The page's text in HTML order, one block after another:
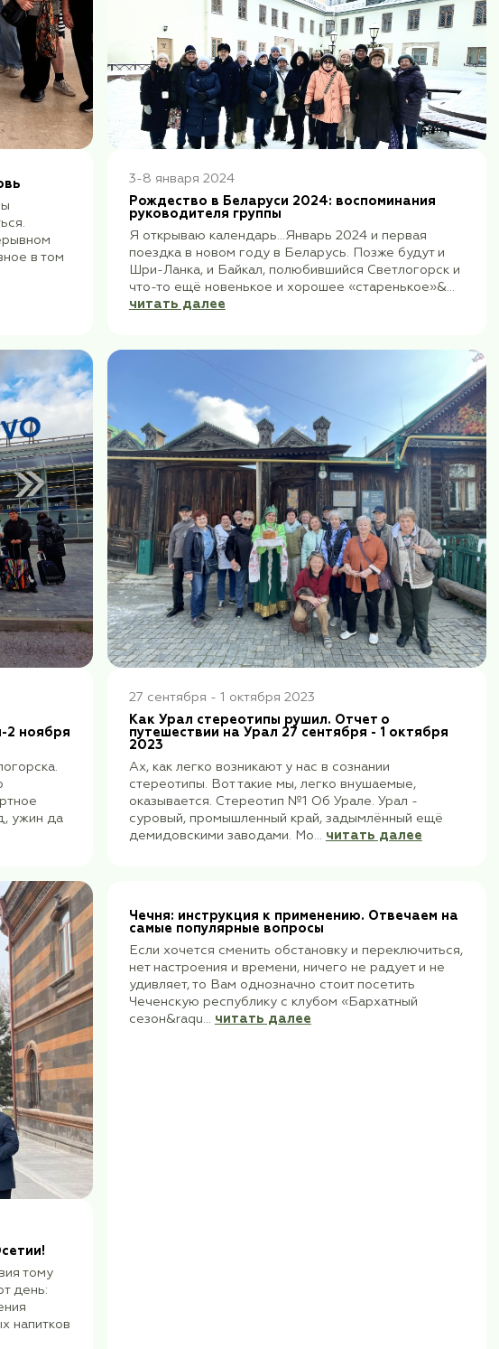
остались:
страной: «Ах, всё
В...
читать
Башкирия-такая разная и
Признаюсь честно, что мои
сводились к какому-то
школьных уроков истории и
Чтобы
двигаться.
в непрерывном
и душевное в том
3-8 января 2024
Рождество в Беларуси 2024:
руководителя группы
Я открываю календарь…Январь
поездка в новом году в
Шри-Ланка, и Байкал,
что-то ещё новенькое и